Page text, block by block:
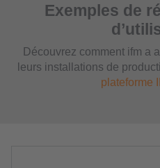
Exemples de
Découvrez comment ifm a
leurs installations de
plateforme